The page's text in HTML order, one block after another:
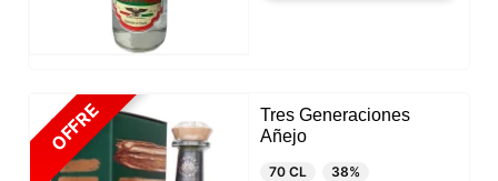
OFFRE
Tres Generaciones
Añejo
70 CL
38%